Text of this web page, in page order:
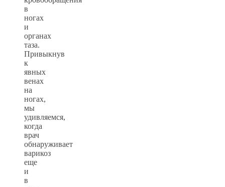
в
ногах
и
органах
таза.
Привыкнув
к
явных
венах
на
ногах,
мы
удивляемся,
когда
врач
обнаруживает
варикоз
еще
и
в